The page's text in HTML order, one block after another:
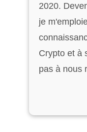
2020.
je
Crypto et à
pas à nous